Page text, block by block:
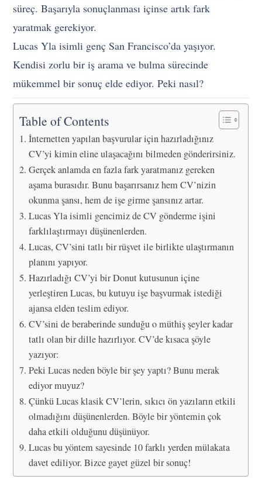
süreç. Başarıyla sonuçlanması içinse artık fark
yaratmak gerekiyor.
Lucas Yla isimli genç San Francisco’da yaşıyor.
Kendisi zorlu bir iş arama ve bulma sürecinde
mükemmel bir sonuç elde ediyor. Peki nasıl?
Table of Contents
İnternetten yapılan başvurular için hazırladığınız
CV’yi kimin eline ulaşacağını bilmeden gönderirsiniz.
Gerçek anlamda en fazla fark yaratmanız gereken
aşama burasıdır. Bunu başarırsanız hem CV’nizin
okunma şansı, hem de işe girme şansınız artar.
Lucas Yla isimli gencimiz de CV gönderme işini
farklılaştırmayı düşünenlerden.
Lucas, CV’sini tatlı bir rüşvet ile birlikte ulaştırmanın
planını yapıyor.
Hazırladığı CV’yi bir Donut kutusunun içine
yerleştiren Lucas, bu kutuyu işe başvurmak istediği
ajansa elden teslim ediyor.
CV’sini de beraberinde sunduğu o müthiş şeyler kadar
tatlı olan bir dille hazırlıyor. CV’de kısaca şöyle
yazıyor:
Peki Lucas neden böyle bir şey yaptı? Bunu merak
ediyor muyuz?
Çünkü Lucas klasik CV’lerin, sıkıcı ön yazıların etkili
olmadığını düşünenlerden. Böyle bir yöntemin çok
daha etkili olduğunu düşünüyor.
Lucas bu yöntem sayesinde 10 farklı yerden mülakata
davet ediliyor. Bizce gayet güzel bir sonuç!